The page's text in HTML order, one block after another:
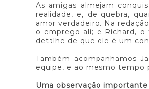
As amigas almejam
realidade, e, de quebra,
amor verdadeiro. Na
o emprego ali; e Richard, o
detalhe de que ele é um
Também acompanhamos
equipe, e ao mesmo tempo
Uma observação